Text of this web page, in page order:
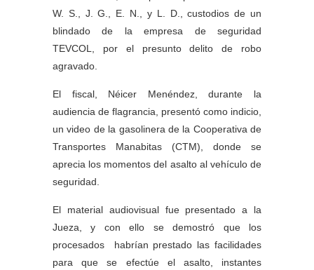
W. S., J. G., E. N., y L. D., custodios de un
blindado de la empresa de seguridad
TEVCOL, por el presunto delito de robo
agravado.
El fiscal, Néicer Menéndez, durante la
audiencia de flagrancia, presentó como indicio,
un video de la gasolinera de la Cooperativa de
Transportes Manabitas (CTM), donde se
aprecia los momentos del asalto al vehículo de
seguridad.
El material audiovisual fue presentado a la
Jueza, y con ello se demostró que los
procesados habrían prestado las facilidades
para que se efectúe el asalto, instantes